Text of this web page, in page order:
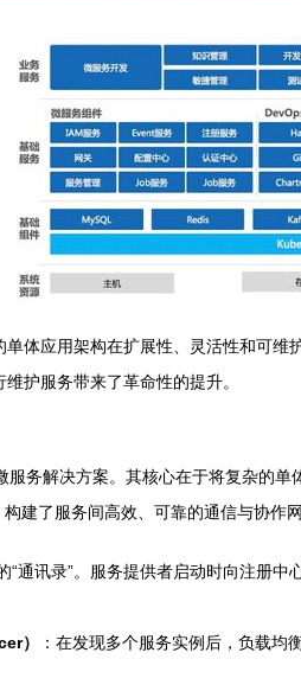
体应用架构在扩展性、灵活性和可
护服务带来了革命性的提升。
务解决方案。其核心在于将复杂的
建了服务间高效、可靠的通信与协作网
“通讯录”。服务提供者启动时向注册
）
：在发现多个服务实例后，负载